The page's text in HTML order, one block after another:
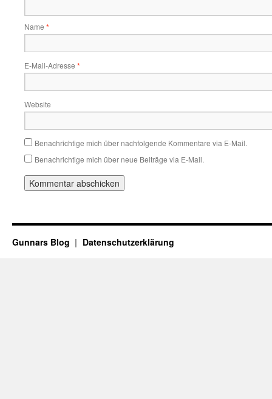
Name *
E-Mail-Adresse *
Website
Benachrichtige mich über nachfolgende Kommentare via E-Mail.
Benachrichtige mich über neue Beiträge via E-Mail.
Gunnars Blog Datenschutzerklärung